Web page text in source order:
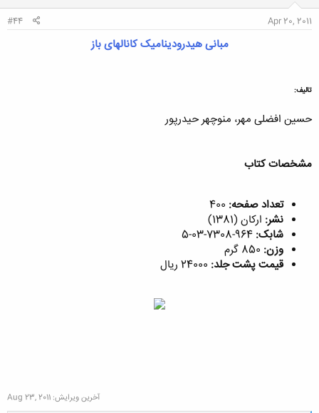
Apr 20, 2011
#44
مبانی هیدرودینامیک کانالهای باز
تالیف:
حسین افضلی مهر، منوچهر حیدرپور​
مشخصات کتاب
تعداد صفحه:
نشر: ارکان (1381)
شابک:
وزن:
قیمت پشت جلد:
آخرین ویرایش: Aug 23, 2011